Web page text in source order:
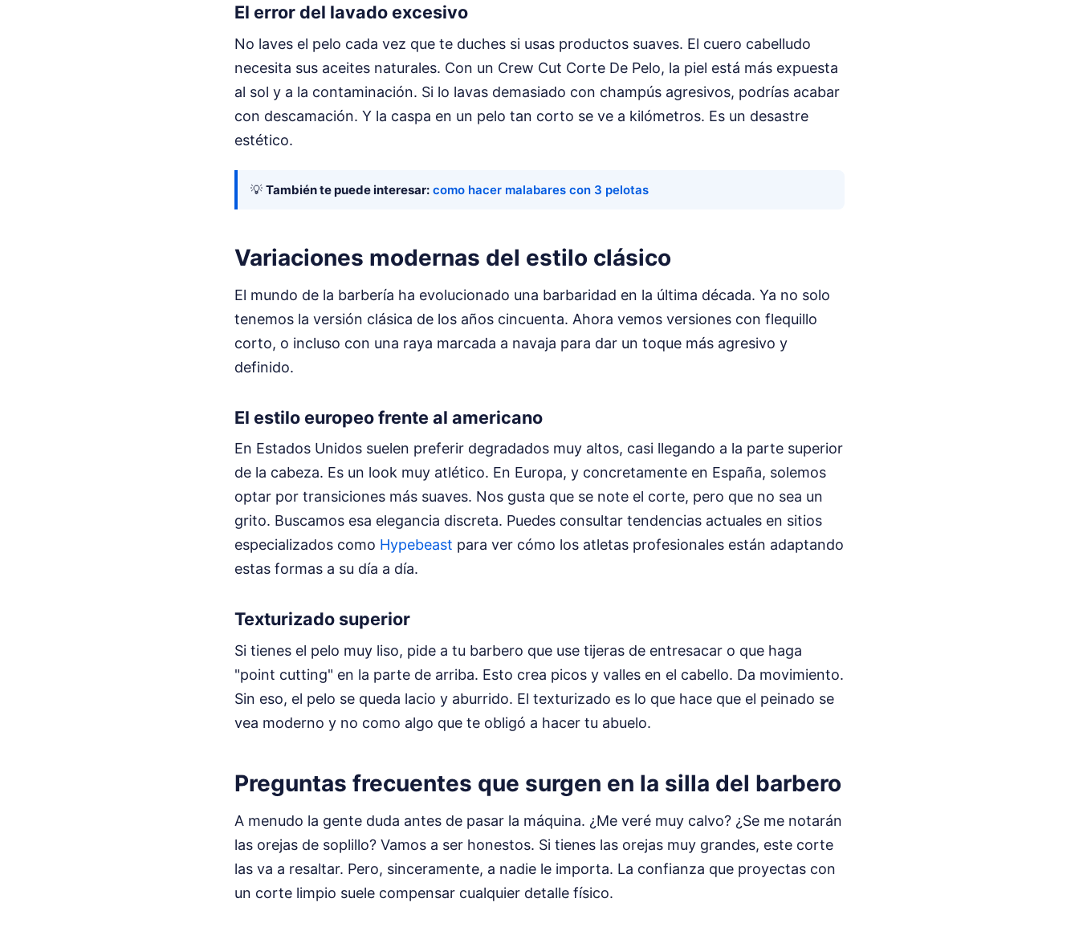
El error del lavado excesivo
No laves el pelo cada vez que te duches si usas productos suaves. El cuero cabelludo
necesita sus aceites naturales. Con un Crew Cut Corte De Pelo, la piel está más expuesta
al sol y a la contaminación. Si lo lavas demasiado con champús agresivos, podrías acabar
con descamación. Y la caspa en un pelo tan corto se ve a kilómetros. Es un desastre
estético.
💡 También te puede interesar: como hacer malabares con 3 pelotas
Variaciones modernas del estilo clásico
El mundo de la barbería ha evolucionado una barbaridad en la última década. Ya no solo
tenemos la versión clásica de los años cincuenta. Ahora vemos versiones con flequillo
corto, o incluso con una raya marcada a navaja para dar un toque más agresivo y
definido.
El estilo europeo frente al americano
En Estados Unidos suelen preferir degradados muy altos, casi llegando a la parte superior
de la cabeza. Es un look muy atlético. En Europa, y concretamente en España, solemos
optar por transiciones más suaves. Nos gusta que se note el corte, pero que no sea un
grito. Buscamos esa elegancia discreta. Puedes consultar tendencias actuales en sitios
especializados como Hypebeast para ver cómo los atletas profesionales están adaptando
estas formas a su día a día.
Texturizado superior
Si tienes el pelo muy liso, pide a tu barbero que use tijeras de entresacar o que haga
"point cutting" en la parte de arriba. Esto crea picos y valles en el cabello. Da movimiento.
Sin eso, el pelo se queda lacio y aburrido. El texturizado es lo que hace que el peinado se
vea moderno y no como algo que te obligó a hacer tu abuelo.
Preguntas frecuentes que surgen en la silla del barbero
A menudo la gente duda antes de pasar la máquina. ¿Me veré muy calvo? ¿Se me notarán
las orejas de soplillo? Vamos a ser honestos. Si tienes las orejas muy grandes, este corte
las va a resaltar. Pero, sinceramente, a nadie le importa. La confianza que proyectas con
un corte limpio suele compensar cualquier detalle físico.